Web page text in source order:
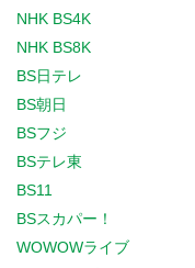
NHK BS4K
NHK BS8K
BS日テレ
BS朝日
BSフジ
BSテレ東
BS11
BSスカパー！
WOWOWライブ